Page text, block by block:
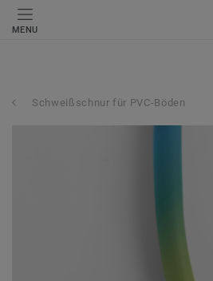
MENU
Schweißschnur für PVC-Böden